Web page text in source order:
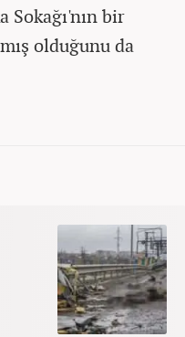
Sokağı'nın bir
olduğunu da